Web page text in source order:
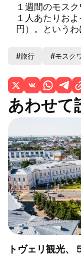
１週間のモス
１人あたりお
円）。という
#旅行 #モスク
あわせて
トヴェリ観光、